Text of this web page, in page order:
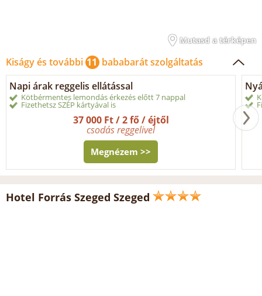
Mutasd a térképen
Kiságy és további 11 bababarát szolgáltatás
Napi árak reggelis ellátással
Kötbérmentes lemondás érkezés előtt 7 nappal
Fizethetsz SZÉP kártyával is
37 000 Ft / 2 fő / éjtől
csodás reggelivel
Megnézem >>
Hotel Forrás Szeged Szeged